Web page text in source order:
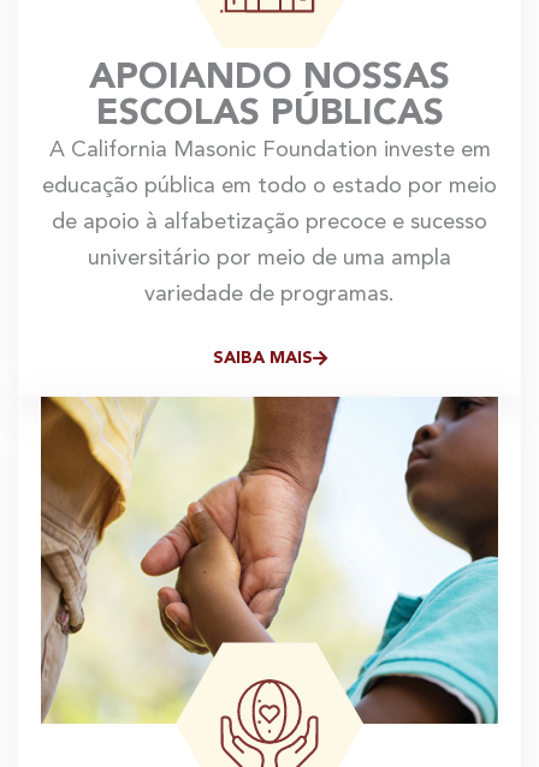
APOIANDO NOSSAS
ESCOLAS PÚBLICAS
A California Masonic Foundation investe em
educação pública em todo o estado por meio
de apoio à alfabetização precoce e sucesso
universitário por meio de uma ampla
variedade de programas.
SAIBA MAIS